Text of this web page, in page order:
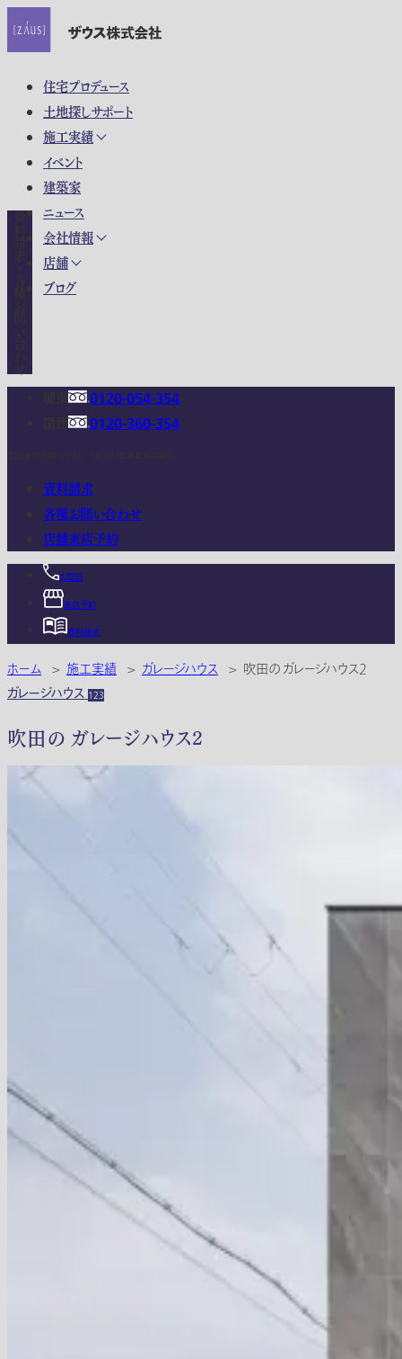
住宅プロデュース
土地探しサポート
施工実績
イベント
建築家
ニュース
会社情報
店舗
ブログ
0120-054-354
0120-360-354
資料請求
各種お問い合わせ
店舗来店予約
お電話
来店予約
資料請求
ホーム > 施工実績 > ガレージハウス > 吹田の ガレージハウス2
ガレージハウス123
吹田の ガレージハウス2